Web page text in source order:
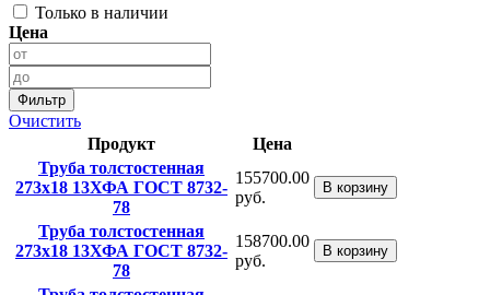
Только в наличии
Цена
Фильтр
Очистить
Продукт
Цена
Труба толстостенная
273x18 13ХФА ГОСТ 8732-
78
155700.00
руб.
В корзину
Труба толстостенная
273x18 13ХФА ГОСТ 8732-
78
158700.00
руб.
В корзину